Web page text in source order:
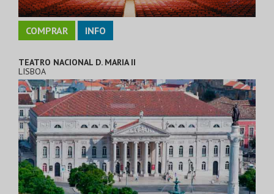
COMPRAR INFO
TEATRO NACIONAL D. MARIA II
LISBOA